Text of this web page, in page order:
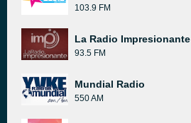
103.9 FM
La Radio Impresionante
93.5 FM
Mundial Radio
550 AM